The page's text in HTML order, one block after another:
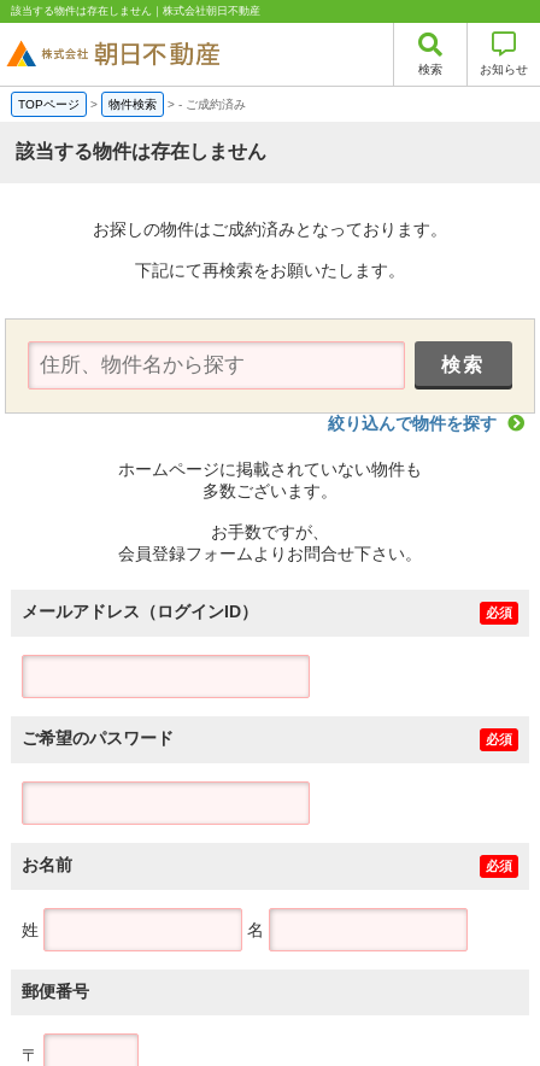
該当する物件は存在しません｜株式会社朝日不動産
検索 お知らせ
TOPページ > 物件検索 >- ご成約済み
該当する物件は存在しません
お探しの物件はご成約済みとなっております。
下記にて再検索をお願いたします。
絞り込んで物件を探す
ホームページに掲載されていない物件も
多数ございます。
お手数ですが、
会員登録フォームよりお問合せ下さい。
メールアドレス（ログインID） 必須
ご希望のパスワード 必須
お名前 必須
姓 名
郵便番号
〒